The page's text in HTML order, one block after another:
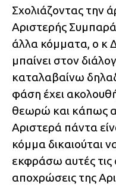
Σχολιάζοντας την
Αριστερής
άλλα κόμματα, ο κ
μπαίνει στον
καταλαβαίνω
φάση έχει
θεωρώ και κάπως
Αριστερά πάντα
κόμμα δικαιούται
εκφράσω αυτές τις
αποχρώσεις της